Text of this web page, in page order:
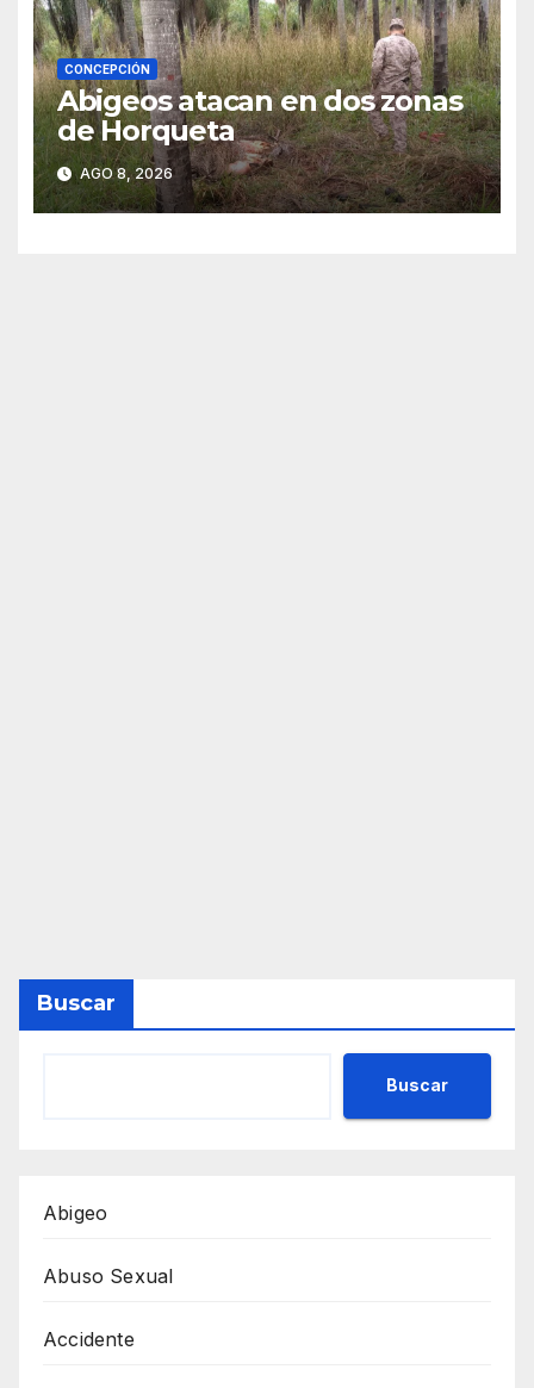
CONCEPCIÓN
Abigeos atacan en dos zonas
de Horqueta
AGO 8, 2026
Buscar
Buscar
Abigeo
Abuso Sexual
Accidente